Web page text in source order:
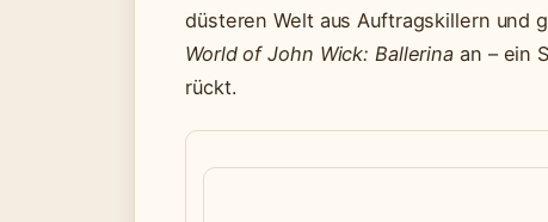
düsteren Welt aus Auftragskillern und
World of John Wick: Ballerina an – ein
rückt.